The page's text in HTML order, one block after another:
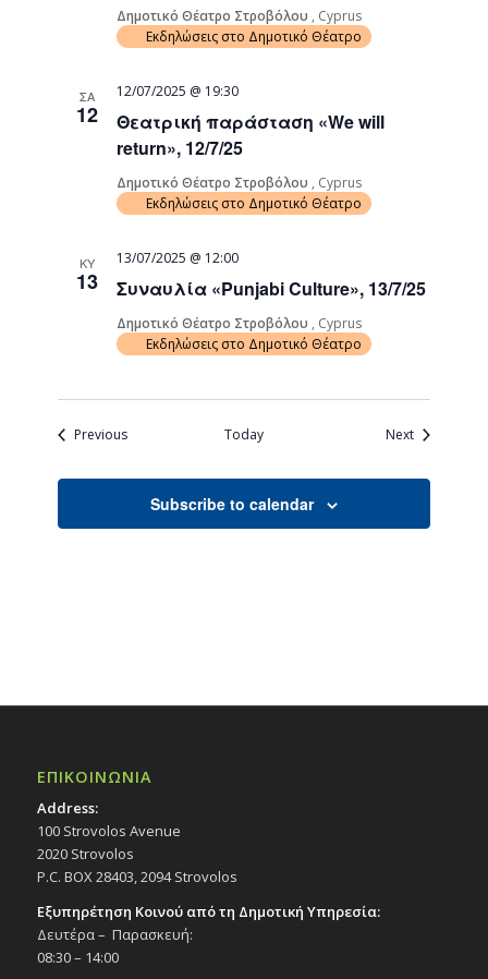
Δημοτικό Θέατρο Στροβόλου , Cyprus
Εκδηλώσεις στο Δημοτικό Θέατρο
ΣΑ
12
Θεατρική παράσταση «We will
return», 12/7/25
12/07/2025 @ 19:30
Δημοτικό Θέατρο Στροβόλου , Cyprus
Εκδηλώσεις στο Δημοτικό Θέατρο
ΚΥ
13 Συναυλία «Punjabi Culture», 13/7/25
13/07/2025 @ 12:00
Δημοτικό Θέατρο Στροβόλου , Cyprus
Εκδηλώσεις στο Δημοτικό Θέατρο
PreviousEvents Today NextEvents
Subscribe to calendar
ΕΠΙΚΟΙΝΩΝΙΑ
Address:
100 Strovolos Avenue
2020 Strovolos
P.C. BOX 28403, 2094 Strovolos
Εξυπηρέτηση Κοινού από τη Δημοτική Υπηρεσία:
Δευτέρα – Παρασκευή:
08:30 – 14:00